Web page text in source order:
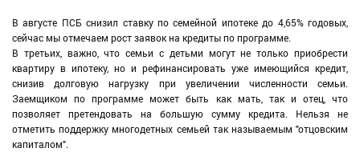
В августе ПСБ снизил ставку по семейной ипотеке до 4,65% годовых,
сейчас мы отмечаем рост заявок на кредиты по программе.
В третьих, важно, что семьи с детьми могут не только приобрести
квартиру в ипотеку, но и рефинансировать уже имеющийся кредит,
снизив долговую нагрузку при увеличении численности семьи.
Заемщиком по программе может быть как мать, так и отец, что
позволяет претендовать на большую сумму кредита. Нельзя не
отметить поддержку многодетных семьей так называемым "отцовским
капиталом".